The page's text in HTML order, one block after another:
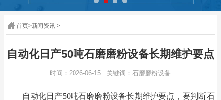
首页>新闻资讯 >
自动化日产50吨石磨磨粉设备长期维护要点
时间：2026-06-15 关键词：石磨磨粉设备
自动化日产50吨石磨磨粉设备长期维护要点，要判断石